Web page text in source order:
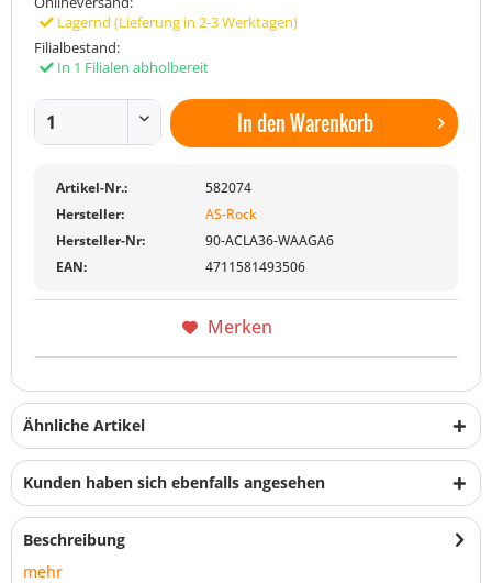
Lagernd (Lieferung in 2-3 Werktagen)
Filialbestand:
In 1 Filialen abholbereit
In denWarenkorb
Artikel-Nr.:
582074
Hersteller:
AS-Rock
Hersteller-Nr:
90-ACLA36-WAAGA6
EAN:
4711581493506
Merken
Ähnliche Artikel
Kunden haben sich ebenfalls angesehen
Beschreibung
mehr